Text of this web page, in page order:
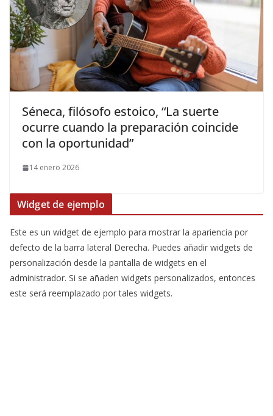
Séneca, filósofo estoico, “La suerte
ocurre cuando la preparación coincide
con la oportunidad”
14 enero 2026
Widget de ejemplo
Este es un widget de ejemplo para mostrar la apariencia por
defecto de la barra lateral Derecha. Puedes añadir widgets de
personalización desde la pantalla de widgets en el
administrador. Si se añaden widgets personalizados, entonces
este será reemplazado por tales widgets.